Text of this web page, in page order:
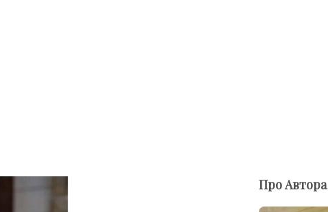
Про Автора